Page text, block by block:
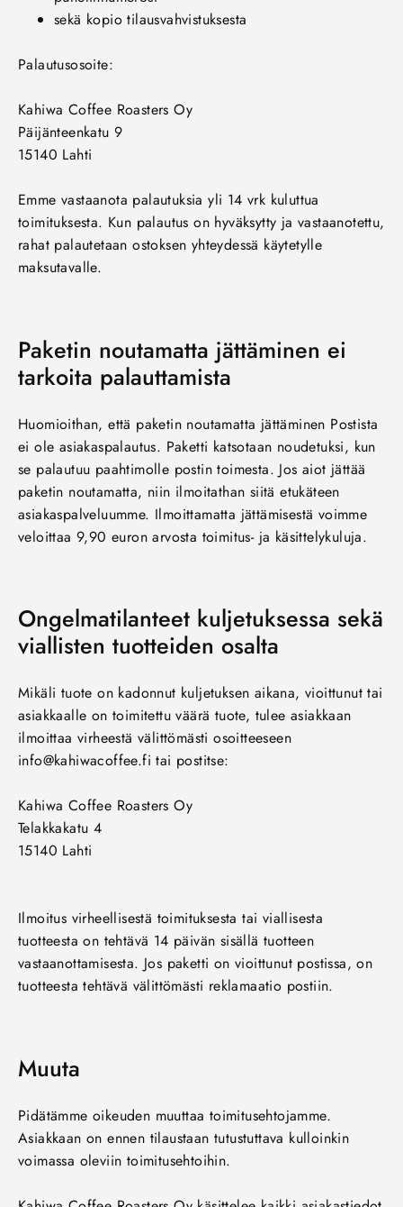
sekä kopio tilausvahvistuksesta
Palautusosoite:
Kahiwa Coffee Roasters Oy
Päijänteenkatu 9
15140 Lahti
Emme vastaanota palautuksia yli 14 vrk kuluttua
toimituksesta. Kun palautus on hyväksytty ja vastaanotettu,
rahat palautetaan ostoksen yhteydessä käytetylle
maksutavalle.
Paketin noutamatta jättäminen ei
tarkoita palauttamista
Huomioithan, että paketin noutamatta jättäminen Postista
ei ole asiakaspalautus. Paketti katsotaan noudetuksi, kun
se palautuu paahtimolle postin toimesta. Jos aiot jättää
paketin noutamatta, niin ilmoitathan siitä etukäteen
asiakaspalveluumme. Ilmoittamatta jättämisestä voimme
veloittaa 9,90 euron arvosta toimitus- ja käsittelykuluja.
Ongelmatilanteet kuljetuksessa sekä
viallisten tuotteiden osalta
Mikäli tuote on kadonnut kuljetuksen aikana, vioittunut tai
asiakkaalle on toimitettu väärä tuote, tulee asiakkaan
ilmoittaa virheestä välittömästi osoitteeseen
info@kahiwacoffee.fi tai postitse:
Kahiwa Coffee Roasters Oy
Telakkakatu 4
15140 Lahti
Ilmoitus virheellisestä toimituksesta tai viallisesta
tuotteesta on tehtävä 14 päivän sisällä tuotteen
vastaanottamisesta. Jos paketti on vioittunut postissa, on
tuotteesta tehtävä välittömästi reklamaatio postiin.
Muuta
Pidätämme oikeuden muuttaa toimitusehtojamme.
Asiakkaan on ennen tilaustaan tutustuttava kulloinkin
voimassa oleviin toimitusehtoihin.